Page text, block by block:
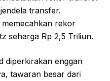
transfer.
rekor
seharga Rp 2,5 Triliun.
diperkirakan enggan
tawaran besar dari